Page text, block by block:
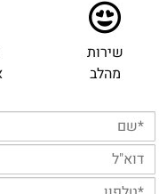
שירות
מהלב